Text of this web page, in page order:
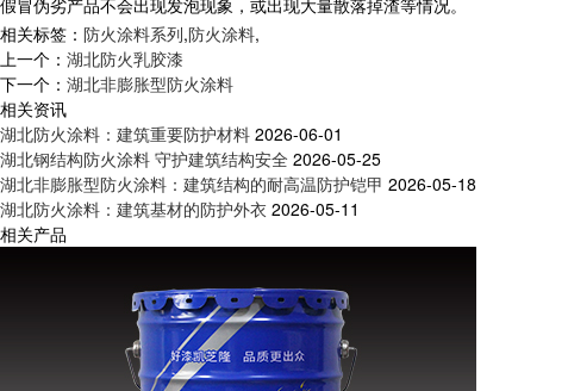
假冒伪劣产品不会出现发泡现象，或出现大量散落掉渣等情况。
相关标签： 防火涂料系列,防火涂料,
上一个： 湖北防火乳胶漆
下一个： 湖北非膨胀型防火涂料
相关资讯
湖北防火涂料：建筑重要防护材料 2026-06-01
湖北钢结构防火涂料 守护建筑结构安全 2026-05-25
湖北非膨胀型防火涂料：建筑结构的耐高温防护铠甲 2026-05-18
湖北防火涂料：建筑基材的防护外衣 2026-05-11
相关产品